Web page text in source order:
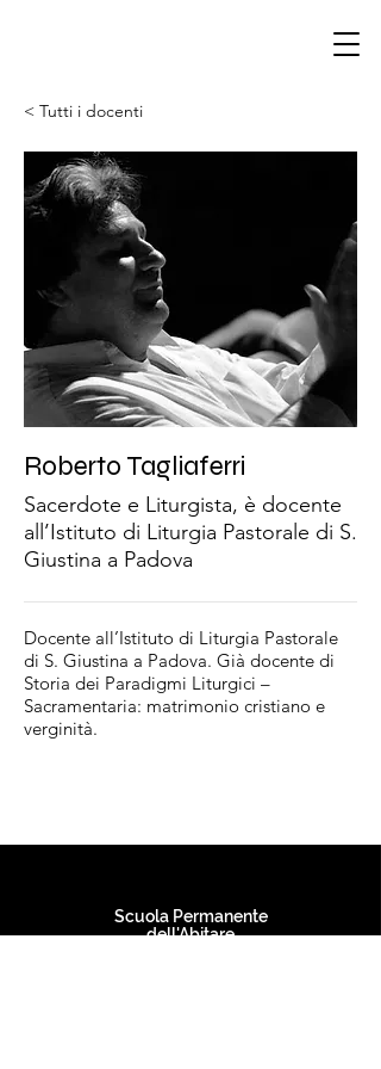
< Tutti i docenti
Roberto Tagliaferri
Sacerdote e Liturgista, è docente
all’Istituto di Liturgia Pastorale di S.
Giustina a Padova
Docente all’Istituto di Liturgia Pastorale
di S. Giustina a Padova. Già docente di
Storia dei Paradigmi Liturgici –
Sacramentaria: matrimonio cristiano e
verginità.
Scuola Permanente
dell'Abitare